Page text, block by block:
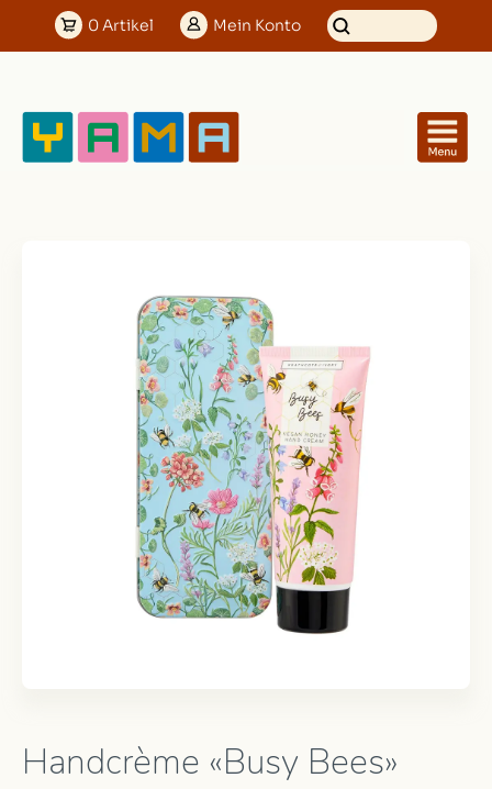
0Artikel Mein Konto
Handcrème «Busy Bees»